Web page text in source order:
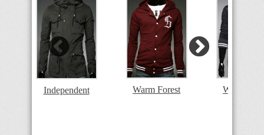
Independent Warm Forest Warm